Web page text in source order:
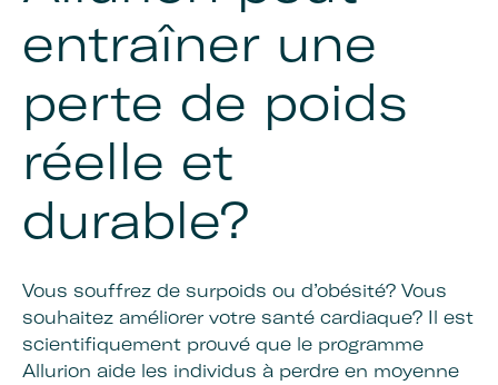
entraîner une
perte de poids
réelle et
durable?
Vous souffrez de surpoids ou d’obésité? Vous
souhaitez améliorer votre santé cardiaque? Il est
scientifiquement prouvé que le programme
Allurion aide les individus à perdre en moyenne